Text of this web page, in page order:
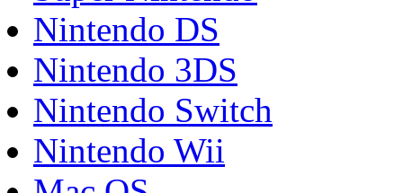
Nintendo DS
Nintendo 3DS
Nintendo Switch
Nintendo Wii